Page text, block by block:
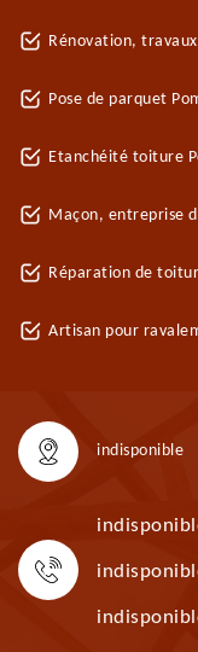
Rénovation,
Pose de parquet
Etanchéité toiture
Maçon, entreprise
Réparation de
Artisan pour
indisponible